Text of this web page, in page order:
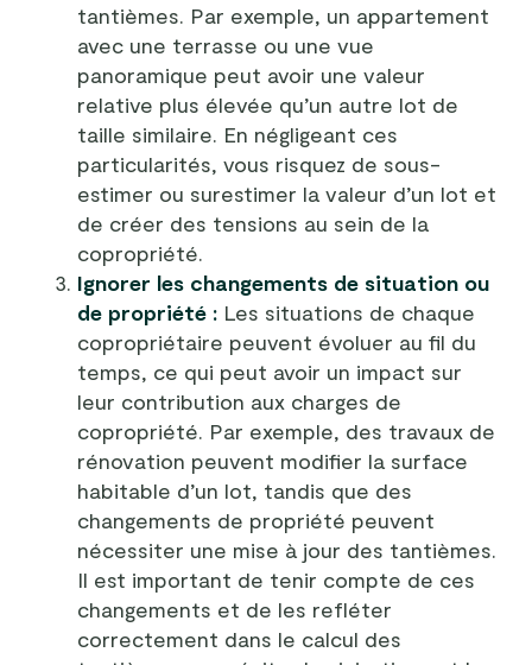
tantièmes. Par exemple, un appartement
avec une terrasse ou une vue
panoramique peut avoir une valeur
relative plus élevée qu’un autre lot de
taille similaire. En négligeant ces
particularités, vous risquez de sous-
estimer ou surestimer la valeur d’un lot et
de créer des tensions au sein de la
copropriété.
Ignorer les changements de situation ou
de propriété : Les situations de chaque
copropriétaire peuvent évoluer au fil du
temps, ce qui peut avoir un impact sur
leur contribution aux charges de
copropriété. Par exemple, des travaux de
rénovation peuvent modifier la surface
habitable d’un lot, tandis que des
changements de propriété peuvent
nécessiter une mise à jour des tantièmes.
Il est important de tenir compte de ces
changements et de les refléter
correctement dans le calcul des